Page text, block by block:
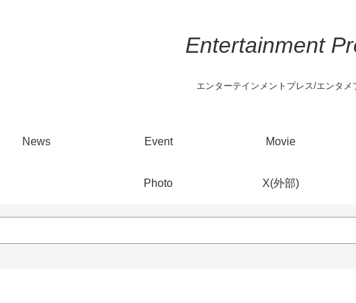
Entertainment
エンターテインメントプレス/エンタメ
News Event Movie
Photo X(外部)